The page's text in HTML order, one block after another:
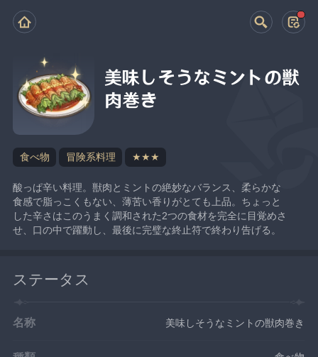
美味しそうなミントの獣
肉巻き
食べ物 冒険系料理 ★★★
酸っぱ辛い料理。獣肉とミントの絶妙なバランス、柔らかな
食感で脂っこくもない、薄苦い香りがとても上品。ちょっと
した辛さはこのうまく調和された2つの食材を完全に目覚めさ
せ、口の中で躍動し、最後に完璧な終止符で終わり告げる。
ステータス
名称 美味しそうなミントの獣肉巻き